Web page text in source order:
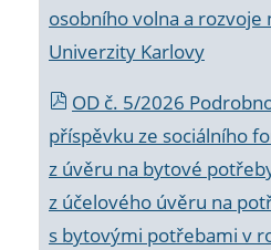
osobního volna a rozvoje
Univerzity Karlovy
OD č. 5/2026
příspěvku ze sociálního
z úvěru na bytové
z účelového úvěru na
s bytovými potřebami v